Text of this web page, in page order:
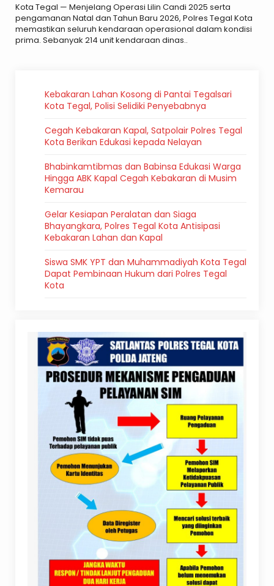
Kota Tegal — Menjelang Operasi Lilin Candi 2025 serta
pengamanan Natal dan Tahun Baru 2026, Polres Tegal Kota
memastikan seluruh kendaraan operasional dalam kondisi
prima. Sebanyak 214 unit kendaraan dinas..
Kebakaran Lahan Kosong di Pantai Tegalsari
Kota Tegal, Polisi Selidiki Penyebabnya
Cegah Kebakaran Kapal, Satpolair Polres Tegal
Kota Berikan Edukasi kepada Nelayan
Bhabinkamtibmas dan Babinsa Edukasi Warga
Hingga ABK Kapal Cegah Kebakaran di Musim
Kemarau
Gelar Kesiapan Peralatan dan Siaga
Bhayangkara, Polres Tegal Kota Antisipasi
Kebakaran Lahan dan Kapal
Siswa SMK YPT dan Muhammadiyah Kota Tegal
Dapat Pembinaan Hukum dari Polres Tegal
Kota